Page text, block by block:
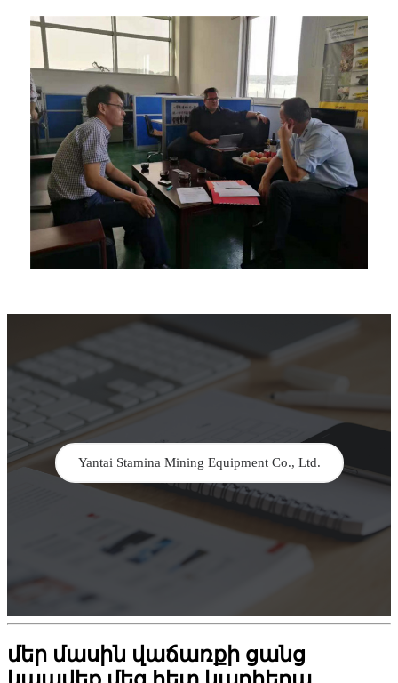
Yantai Stamina Mining Equipment Co., Ltd.
մեր մասին վաճառքի ցանց